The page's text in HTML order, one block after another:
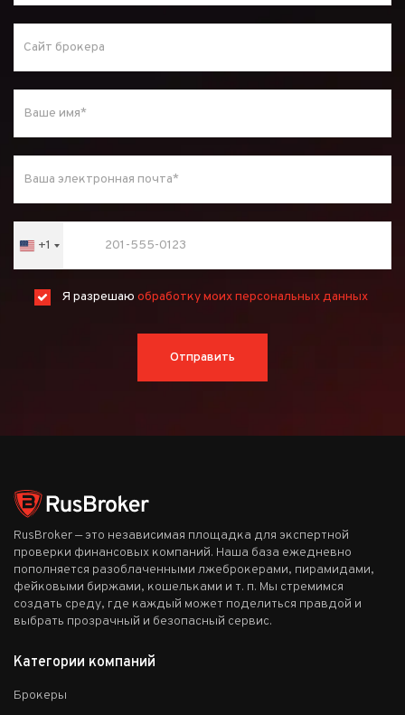
United
States
+1
+1
Я разрешаю обработку моих персональных данных
Отправить
RusBroker — это независимая площадка для экспертной
проверки финансовых компаний. Наша база ежедневно
пополняется разоблаченными лжеброкерами, пирамидами,
фейковыми биржами, кошельками и т. п. Мы стремимся
создать среду, где каждый может поделиться правдой и
выбрать прозрачный и безопасный сервис.
Категории компаний
Брокеры